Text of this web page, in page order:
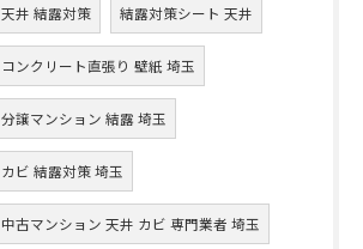
天井 結露対策 結露対策シート 天井
コンクリート直張り 壁紙 埼玉
分譲マンション 結露 埼玉
カビ 結露対策 埼玉
中古マンション 天井 カビ 専門業者 埼玉